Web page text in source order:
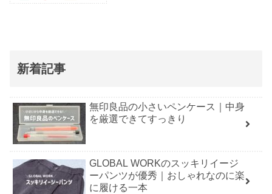
新着記事
無印良品の小さいペンケース｜中身
を厳選できてすっきり
GLOBAL WORKのスッキリイージ
ーパンツが優秀｜おしゃれなのに楽
に履ける一本